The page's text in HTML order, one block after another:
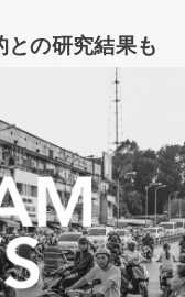
の研究結果も